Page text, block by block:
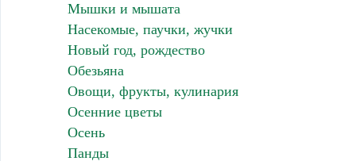
Мышки и мышата
Насекомые, паучки, жучки
Новый год, рождество
Обезьяна
Овощи, фрукты, кулинария
Осенние цветы
Осень
Панды